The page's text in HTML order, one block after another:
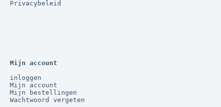
Privacybeleid
Mijn account
inloggen
Mijn account
Mijn bestellingen
Wachtwoord vergeten